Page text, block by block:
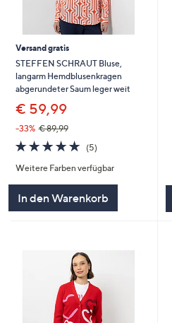
Versand gratis
STEFFEN SCHRAUT Bluse,
langarm Hemdblusenkragen
abgerundeter Saum leger weit
€ 59,99
-33% € 89,99
5.0
von
5
(5)
Weitere Farben verfügbar
In den Warenkorb